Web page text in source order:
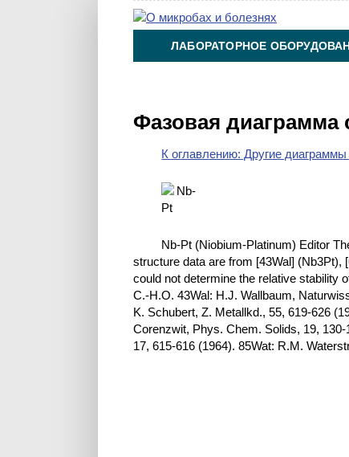
ЛАБОРАТОРНОЕ
Фазовая диаграмма
К оглавлению: Другие
Nb-Pt (Niobium-Platinum) Editor
structure data are from [43Wal]
could not determine the relative stability
C.-H.O. 43Wal: H.J. Wallbaum,
K. Schubert, Z. Metallkd., 55, 619-626
Corenzwit, Phys. Chem. Solids, 19,
17, 615-616 (1964). 85Wat: R.M.